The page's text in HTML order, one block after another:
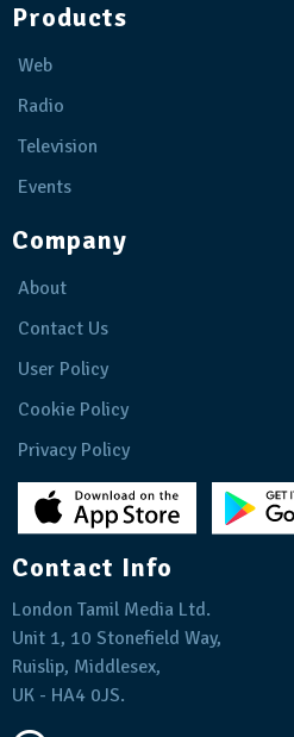
Products
Web
Radio
Television
Events
Company
About
Contact Us
User Policy
Cookie Policy
Privacy Policy
Contact Info
London Tamil Media Ltd.
Unit 1, 10 Stonefield Way,
Ruislip, Middlesex,
UK - HA4 0JS.